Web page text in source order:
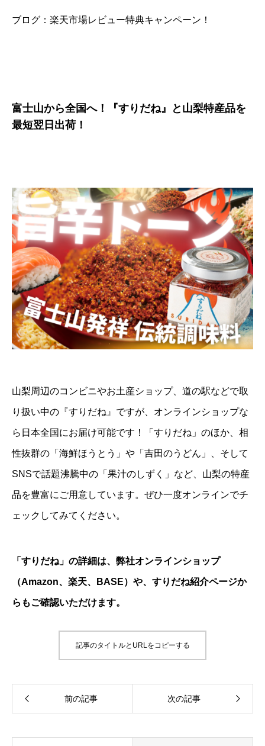
ブログ：楽天市場レビュー特典キャンペーン！
富士山から全国へ！『すりだね』と山梨特産品を
最短翌日出荷！
山梨周辺のコンビニやお土産ショップ、道の駅などで取
り扱い中の『すりだね』ですが、オンラインショップな
ら日本全国にお届け可能です！「 すりだね 」のほか、相
性抜群の「 海鮮ほうとう 」や「 吉田のうどん 」、そして
SNSで話題沸騰中の「果汁のしずく」など、山梨の特産
品を豊富にご用意しています。ぜひ一度オンラインでチ
ェックしてみてください。
「すりだね」の詳細は、弊社オンラインショップ
（Amazon、 楽天、 BASE）や、 すりだね紹介ページか
らもご確認いただけます。
記事のタイトルとURLをコピーする